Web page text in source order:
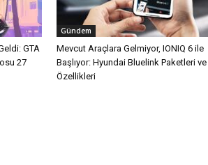
GTA
27
Gündem
Mevcut Araçlara Gelmiyor, IONIQ 6 ile
Başlıyor: Hyundai Bluelink Paketleri ve
Özellikleri